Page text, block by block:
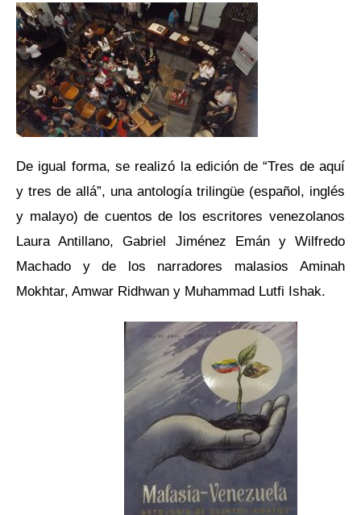
De igual forma, se realizó la edición de “Tres de aquí
y tres de allá”, una antología trilingüe (español, inglés
y malayo) de cuentos de los escritores venezolanos
Laura Antillano, Gabriel Jiménez Emán y Wilfredo
Machado y de los narradores malasios Aminah
Mokhtar, Amwar Ridhwan y Muhammad Lutfi Ishak.